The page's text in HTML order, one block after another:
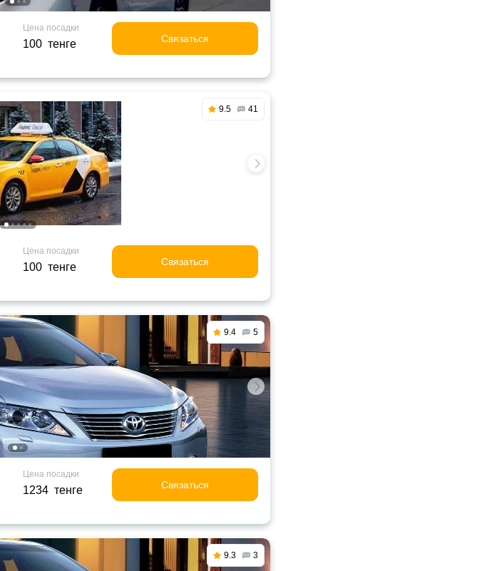
Цена посадки
100 тенге Связаться
9.5 41
Цена посадки
100 тенге Связаться
9.4 5
Цена посадки
1234 тенге Связаться
9.3 3